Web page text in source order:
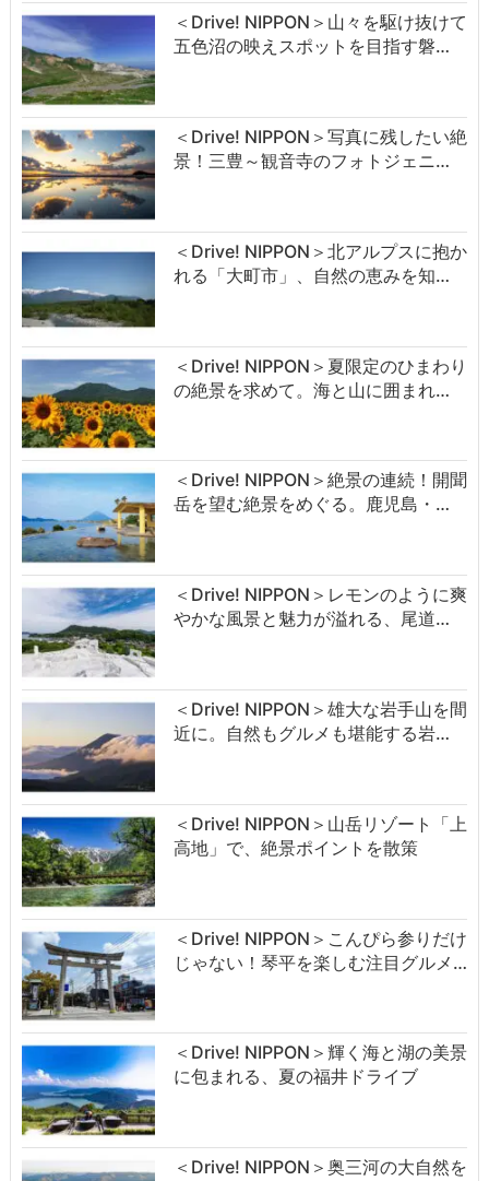
＜Drive! NIPPON＞山々を駆け抜けて
五色沼の映えスポットを目指す磐…
＜Drive! NIPPON＞写真に残したい絶
景！三豊～観音寺のフォトジェニ…
＜Drive! NIPPON＞北アルプスに抱か
れる「大町市」、自然の恵みを知…
＜Drive! NIPPON＞夏限定のひまわり
の絶景を求めて。海と山に囲まれ…
＜Drive! NIPPON＞絶景の連続！開聞
岳を望む絶景をめぐる。鹿児島・…
＜Drive! NIPPON＞レモンのように爽
やかな風景と魅力が溢れる、尾道…
＜Drive! NIPPON＞雄大な岩手山を間
近に。自然もグルメも堪能する岩…
＜Drive! NIPPON＞山岳リゾート「上
高地」で、絶景ポイントを散策
＜Drive! NIPPON＞こんぴら参りだけ
じゃない！琴平を楽しむ注目グルメ…
＜Drive! NIPPON＞輝く海と湖の美景
に包まれる、夏の福井ドライブ
＜Drive! NIPPON＞奥三河の大自然を